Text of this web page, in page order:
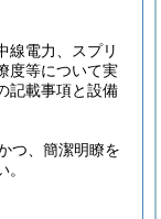
線電力、スプリ
度等について実
記載事項と設備
つ、簡潔明瞭を